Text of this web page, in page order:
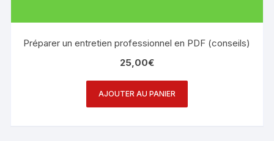
Préparer un entretien professionnel en PDF (conseils)
25,00€
AJOUTER AU PANIER